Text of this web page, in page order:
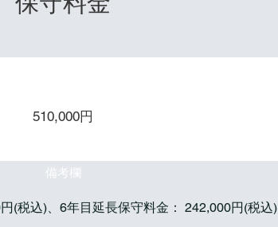
510,000円
備考欄
(税込)、6年目延長保守料金： 242,000円(税込)